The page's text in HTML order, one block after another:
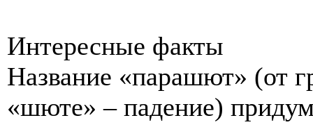
Интересные факты
Название «парашют» (от
«шюте» – падение)